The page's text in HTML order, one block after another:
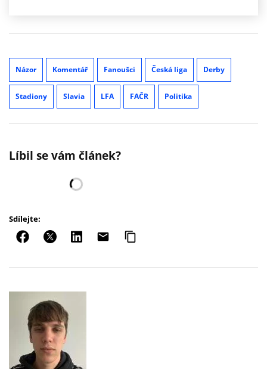
Názor Komentář Fanoušci Česká liga Derby
Stadiony Slavia LFA FAČR Politika
Líbil se vám článek?
Sdílejte: